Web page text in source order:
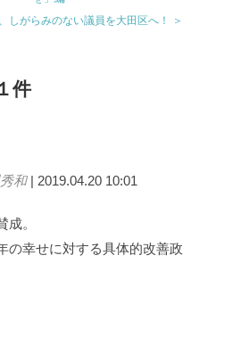
しがらみのない議員を大田区へ！ ＞
件
和| 2019.04.20 10:01
成。
の幸せに対する具体的改善政